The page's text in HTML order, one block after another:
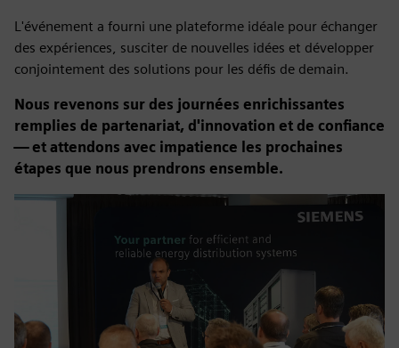
L'événement a fourni une plateforme idéale pour échanger
des expériences, susciter de nouvelles idées et développer
conjointement des solutions pour les défis de demain.
Nous revenons sur des journées enrichissantes
remplies de partenariat, d'innovation et de confiance
— et attendons avec impatience les prochaines
étapes que nous prendrons ensemble.